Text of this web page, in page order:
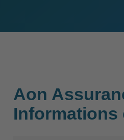
Aon
Informations